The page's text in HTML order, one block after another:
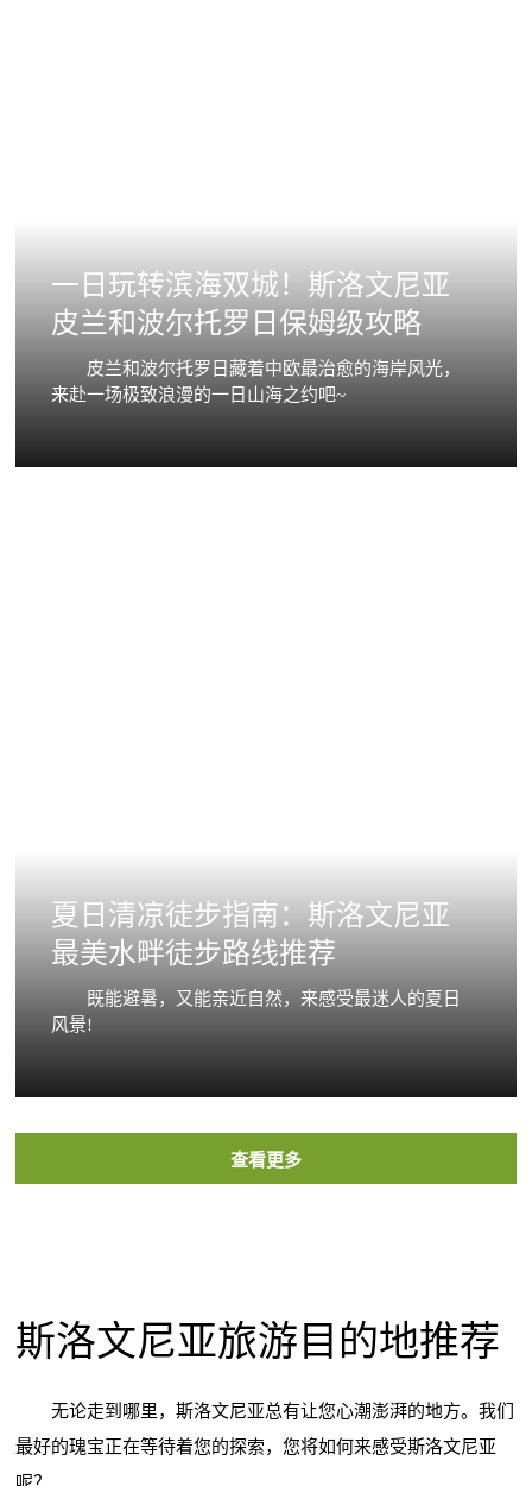
一日玩转滨海双城！斯洛文尼亚
皮兰和波尔托罗日保姆级攻略
皮兰和波尔托罗日藏着中欧最治愈的海岸风光，
来赴一场极致浪漫的一日山海之约吧~
夏日清凉徒步指南：斯洛文尼亚
最美水畔徒步路线推荐
既能避暑，又能亲近自然，来感受最迷人的夏日
风景!
查看更多
斯洛文尼亚旅游目的地推荐
无论走到哪里，斯洛文尼亚总有让您心潮澎湃的地方。我们
最好的瑰宝正在等待着您的探索，您将如何来感受斯洛文尼亚